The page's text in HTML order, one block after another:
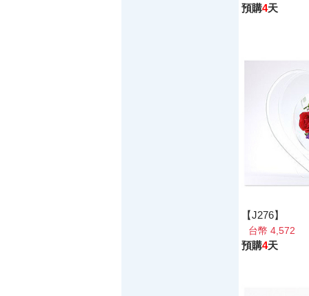
預購4天
【J276】
台幣 4,572
預購4天